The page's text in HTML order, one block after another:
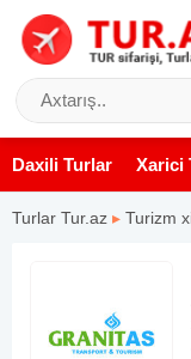
Daxili Turlar Xarici
Turlar Tur.az ▸ Turizm